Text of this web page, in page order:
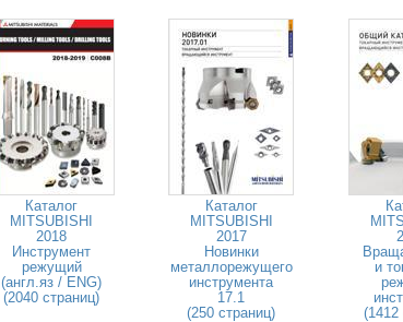
Каталог
MITSUBISHI
2018
Инструмент
режущий
(англ.яз / ENG)
(2040 страниц)
Каталог
MITSUBISHI
2017
Новинки
металлорежущего
инструмента
17.1
(250 страниц)
и
(1412